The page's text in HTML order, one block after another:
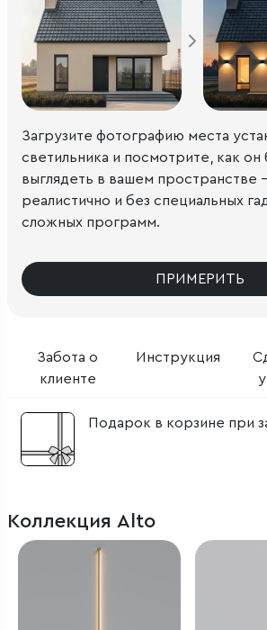
Забота о
клиенте
Инструкция
Подарок в корзине при
Загрузите фотографию места
светильника и посмотрите, как он
выглядеть в вашем пространстве
реалистично и без специальных
сложных программ.
ПРИМЕРИТЬ
Коллекция Alto